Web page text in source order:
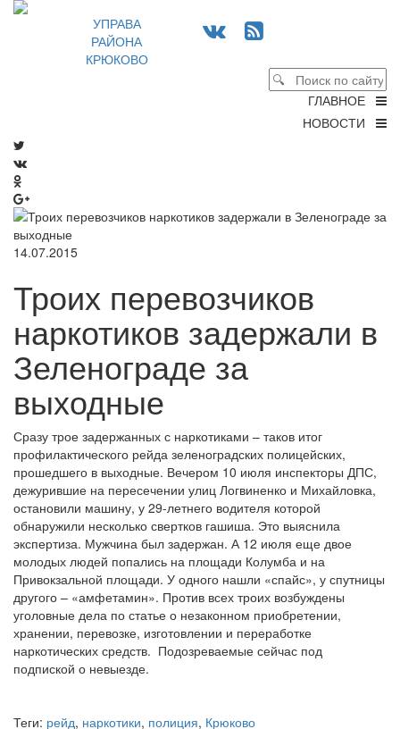
УПРАВА
РАЙОНА
КРЮКОВО
ГЛАВНОЕ
НОВОСТИ
14.07.2015
Троих перевозчиков
наркотиков задержали в
Зеленограде за
выходные
Сразу трое задержанных с наркотиками – таков итог
профилактического рейда зеленоградских полицейских,
прошедшего в выходные. Вечером 10 июля инспекторы ДПС,
дежурившие на пересечении улиц Логвиненко и Михайловка,
остановили машину, у 29-летнего водителя которой
обнаружили несколько свертков гашиша. Это выяснила
экспертиза. Мужчина был задержан. А 12 июля еще двое
молодых людей попались на площади Колумба и на
Привокзальной площади. У одного нашли «спайс», у спутницы
другого – «амфетамин». Против всех троих возбуждены
уголовные дела по статье о незаконном приобретении,
хранении, перевозке, изготовлении и переработке
наркотических средств. Подозреваемые сейчас под
подпиской о невыезде.
Теги: рейд, наркотики, полиция, Крюково